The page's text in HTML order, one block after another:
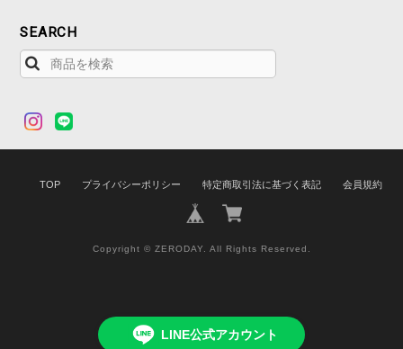
SEARCH
TOP プライバシーポリシー 特定商取引法に基づく表記 会員規約
Copyright © ZERODAY. All Rights Reserved.
LINE公式アカウント